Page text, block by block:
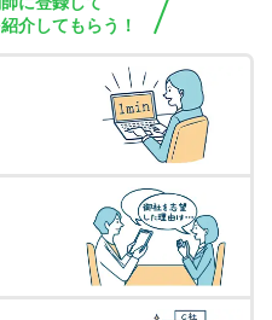
介してもらう！